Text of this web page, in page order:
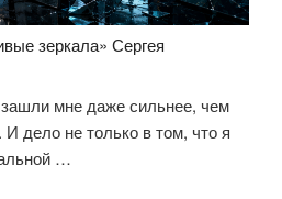
зеркала» Сергея
мне даже сильнее, чем
дело не только в том, что я
…